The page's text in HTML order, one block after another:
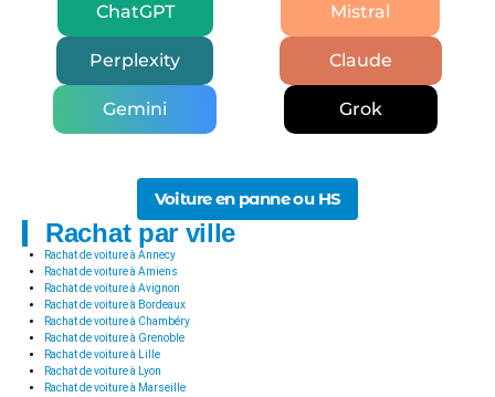
ChatGPT Mistral
Perplexity Claude
Gemini Grok
Voiture en panne ou HS
Rachat par ville
Rachat de voiture à Annecy
Rachat de voiture à Amiens
Rachat de voiture à Avignon
Rachat de voiture à Bordeaux
Rachat de voiture à Chambéry
Rachat de voiture à Grenoble
Rachat de voiture à Lille
Rachat de voiture à Lyon
Rachat de voiture à Marseille